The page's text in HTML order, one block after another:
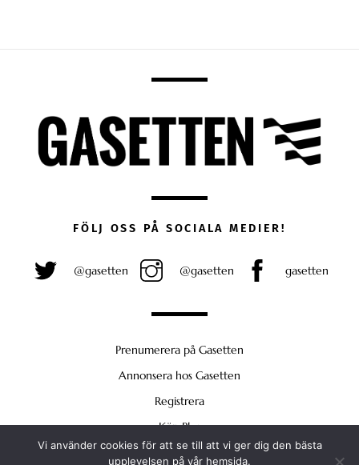
FÖLJ OSS PÅ SOCIALA MEDIER!
@gasetten @gasetten gasetten
Prenumerera på Gasetten
Annonsera hos Gasetten
Registrera
Köp Plus
Vi använder cookies för att se till att vi ger dig den bästa
upplevelsen på vår hemsida.